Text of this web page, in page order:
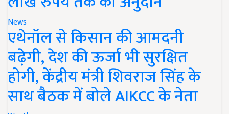
News
एथेनॉल से किसान की आमदनी
बढ़ेगी, देश की ऊर्जा भी सुरक्षित
होगी, केंद्रीय मंत्री शिवराज सिंह के
साथ बैठक में बोले AIKCC के नेता